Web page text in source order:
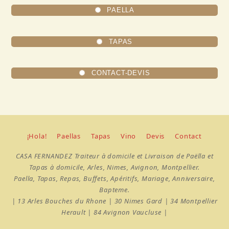
PAELLA
TAPAS
CONTACT-DEVIS
¡Hola! Paellas Tapas Vino Devis Contact
CASA FERNANDEZ Traiteur à domicile et Livraison de Paëlla et
Tapas à domicile, Arles, Nimes, Avignon, Montpellier.
Paella, Tapas, Repas, Buffets, Apéritifs, Mariage, Anniversaire,
Bapteme.
| 13 Arles Bouches du Rhone | 30 Nimes Gard | 34 Montpellier
Herault | 84 Avignon Vaucluse |